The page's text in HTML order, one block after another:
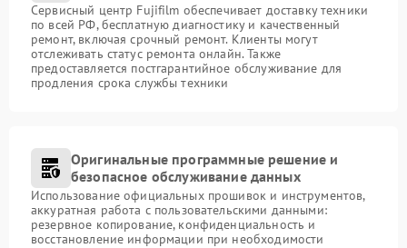
Сервисный центр Fujifilm обеспечивает доставку техники
по всей РФ, бесплатную диагностику и качественный
ремонт, включая срочный ремонт. Клиенты могут
отслеживать статус ремонта онлайн. Также
предоставляется постгарантийное обслуживание для
продления срока службы техники
Оригинальные программные решение и
безопасное обслуживание данных
Использование официальных прошивок и инструментов,
аккуратная работа с пользовательскими данными:
резервное копирование, конфиденциальность и
восстановление информации при необходимости